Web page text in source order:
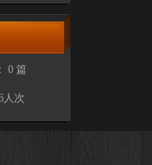
0 篇
人次